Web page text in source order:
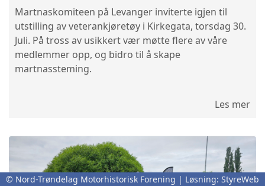
Martnaskomiteen på Levanger inviterte igjen til
utstilling av veterankjøretøy i Kirkegata, torsdag 30.
Juli. På tross av usikkert vær møtte flere av våre
medlemmer opp, og bidro til å skape
martnassteming.
Les mer
© Nord-Trøndelag Motorhistorisk Forening | Løsning: StyreWeb